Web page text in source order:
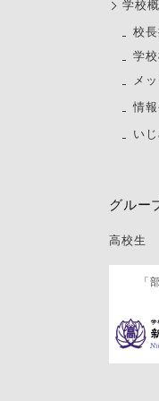
学校
校
学
メ
情報
い
グルー
高校生
「